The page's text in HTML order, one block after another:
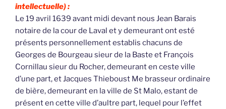
intellectuelle) :
Le 19 avril 1639 avant midi devant nous Jean Barais
notaire de la cour de Laval et y demeurant ont esté
présents personnellement establis chacuns de
Georges de Bourgeau sieur de la Baste et François
Cornillau sieur du Rocher, demeurant en ceste ville
d’une part, et Jacques Thieboust Me brasseur ordinaire
de bière, demeurant en la ville de St Malo, estant de
présent en cette ville d’aultre part, lequel pour l’effet